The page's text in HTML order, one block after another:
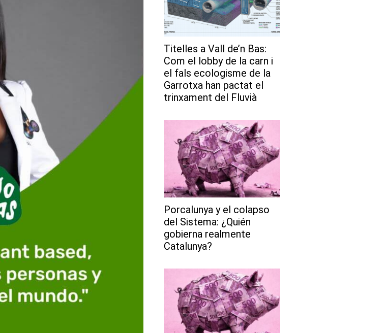
Titelles a Vall de’n Bas:
Com el lobby de la carn i
el fals ecologisme de la
Garrotxa han pactat el
trinxament del Fluvià
Porcalunya y el colapso
del Sistema: ¿Quién
gobierna realmente
Catalunya?